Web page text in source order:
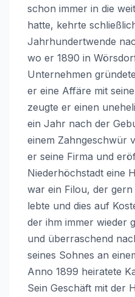
schon immer in die
hatte, kehrte
Jahrhundertwende
wo er 1890 in
Unternehmen
er eine Affäre mit
zeugte er einen
ein Jahr nach der
einem Zahngeschwür
er seine Firma und
Niederhöchstadt eine
war ein Filou, der
lebte und dies auf
der ihm immer wieder
und überraschend
seines Sohnes an
Anno 1899 heiratete
Sein Geschäft mit der